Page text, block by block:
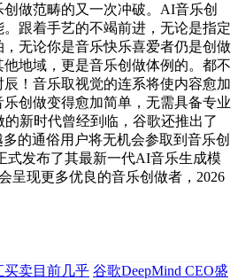
做范畴的又一次冲破。AI音乐创
跟着手艺的不竭前进，无论是指定
无论你是音乐快乐喜爱者仍是创做
地域，更是音乐创做体例的。都不
！音乐取视觉的连系将使内容愈加
创做变得愈加简单，无需具备专业
新时代曾经到临，谷歌还推出了
多的通俗用户将无机会参取到音乐创
式发布了其最新一代AI音乐生成模
现更多优良的音乐创做者，2026
买卖目前几乎 谷歌DeepMind CEO盛